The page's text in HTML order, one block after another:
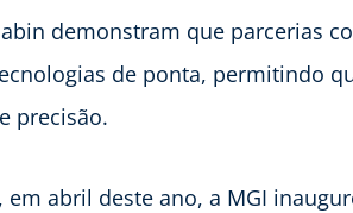
demonstram que parcerias
de ponta, permitindo
precisão.
em abril deste ano, a MGI